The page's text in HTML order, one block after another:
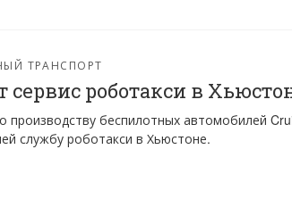
ТРАНСПОРТ
сервис роботакси в
производству беспилотных автомобилей
службу роботакси в Хьюстоне.